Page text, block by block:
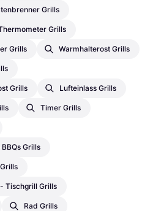
Grills
Grills
Grills Warmhalterost Grills
Grills Lufteinlass Grills
Timer Grills
Grills
Tischgrill Grills
Rad Grills